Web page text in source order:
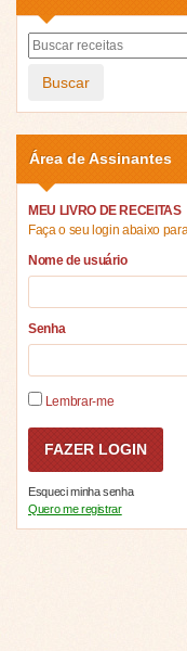
Buscar
Área de Assinantes
MEU LIVRO DE RECEITAS
Faça o seu login abaixo
Nome de usuário
Senha
Lembrar-me
Esqueci minha senha
Quero me registrar